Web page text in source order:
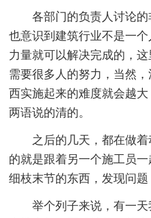
各部门的负责人讨论
也意识到建筑行业不是一
力量就可以解决完成的，
需要很多人的努力，当然
西实施起来的难度就会越
两语说的清的。
之后的几天，都在做
的就是跟着另一个施工员
细枝末节的东西，发现问题
举个列子来说，有一